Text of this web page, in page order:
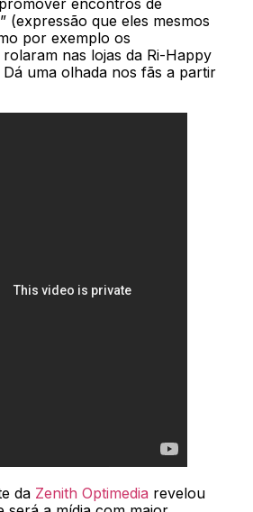
encontros de
(expressão que eles mesmos
por exemplo os
nas lojas da Ri-Happy
uma olhada nos fãs a partir
da Zenith Optimedia revelou